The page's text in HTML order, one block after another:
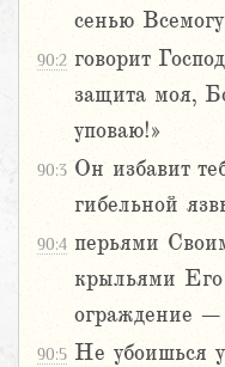
сенью
90:2 говорит
защита моя,
уповаю!»
90:3 Он избавит
гибельной
90:4 перьями
крыльями Его
ограждение –
90:5 Не убоишься